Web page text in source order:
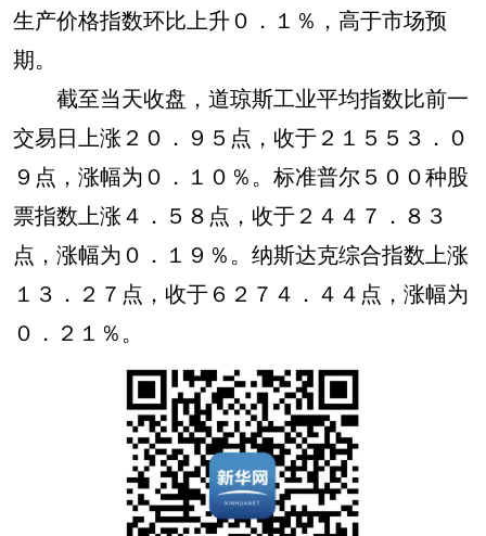
生产价格指数环比上升０．１％，高于市场预
期。
截至当天收盘，道琼斯工业平均指数比前一
交易日上涨２０．９５点，收于２１５５３．０
９点，涨幅为０．１０％。标准普尔５００种股
票指数上涨４．５８点，收于２４４７．８３
点，涨幅为０．１９％。纳斯达克综合指数上涨
１３．２７点，收于６２７４．４４点，涨幅为
０．２１％。